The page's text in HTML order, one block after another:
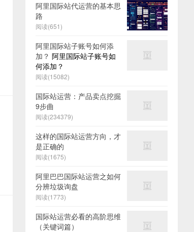
阿里国际站代运营的基本思
路
阅读(651)
阿里国际站子账号如何添
加？ 阿里国际站子账号如
何添加？
阅读(15082)
国际站运营：产品卖点挖掘
9步曲
阅读(234379)
这样的国际站运营方向，才
是正确的
阅读(1675)
阿里巴巴国际站运营之如何
分辨垃圾询盘
阅读(1773)
国际站运营必看的高阶思维
（关键词篇）